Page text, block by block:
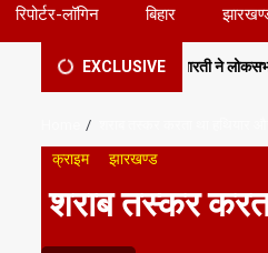
रिपोर्टर-लॉगिन बिहार
EXCLUSIVE
अरुण भारती ने लोकसभा में उठाई जमुई की
क्राइम झारखण्ड
शराब तस्कर